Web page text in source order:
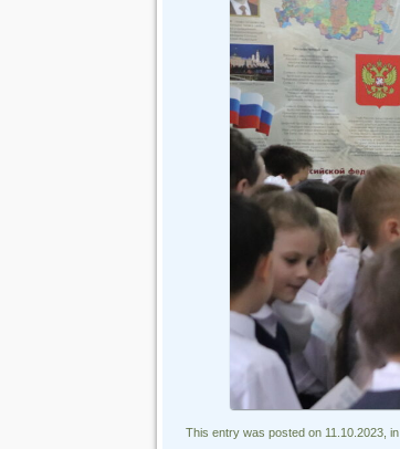
This entry was posted on 11.10.2023, in